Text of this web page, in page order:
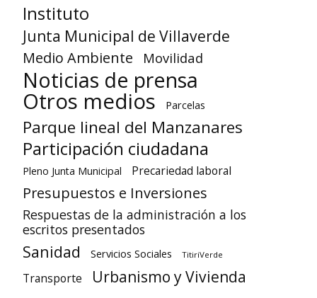
Instituto
Junta Municipal de Villaverde
Medio Ambiente Movilidad
Noticias de prensa
Otros medios Parcelas
Parque lineal del Manzanares
Participación ciudadana
Pleno Junta Municipal Precariedad laboral
Presupuestos e Inversiones
Respuestas de la administración a los
escritos presentados
Sanidad Servicios Sociales TitiriVerde
Transporte Urbanismo y Vivienda